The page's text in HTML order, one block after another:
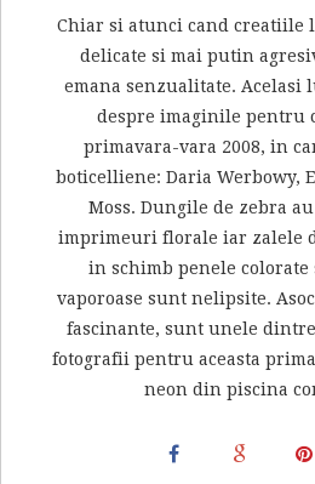
Chiar si atunci cand creatiile
delicate si mai putin
emana senzualitate. Acelasi
despre imaginile pentru
primavara-vara 2008, in
boticelliene: Daria Werbowy,
Moss. Dungile de zebra
imprimeuri florale iar zalele
in schimb penele
vaporoase sunt nelipsite.
fascinante, sunt unele
fotografii pentru aceasta
neon din piscina